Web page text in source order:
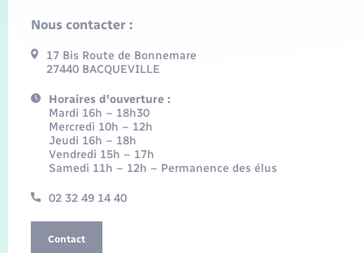
Nous contacter :
17 Bis Route de Bonnemare
27440 BACQUEVILLE
Horaires d'ouverture :
Mardi 16h – 18h30
Mercredi 10h – 12h
Jeudi 16h – 18h
Vendredi 15h – 17h
Samedi 11h – 12h – Permanence des élus
02 32 49 14 40
Contact